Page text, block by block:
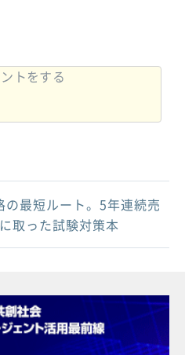
最短ルート。5年連続売
取った試験対策本